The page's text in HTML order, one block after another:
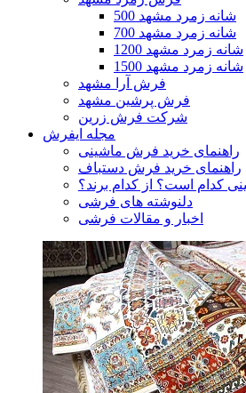
500 شانه زمرد مشهد
700 شانه زمرد مشهد
1200 شانه زمرد مشهد
1500 شانه زمرد مشهد
فرش آرا مشهد
فرش پرشین مشهد
شرکت فرش زرین
مجله ایفرش
راهنمای خرید فرش ماشینی
راهنمای خرید فرش دستباف
کدام است؟ از کدام برند؟
دلنوشته های فرشی
اخبار و مقالات فرشی